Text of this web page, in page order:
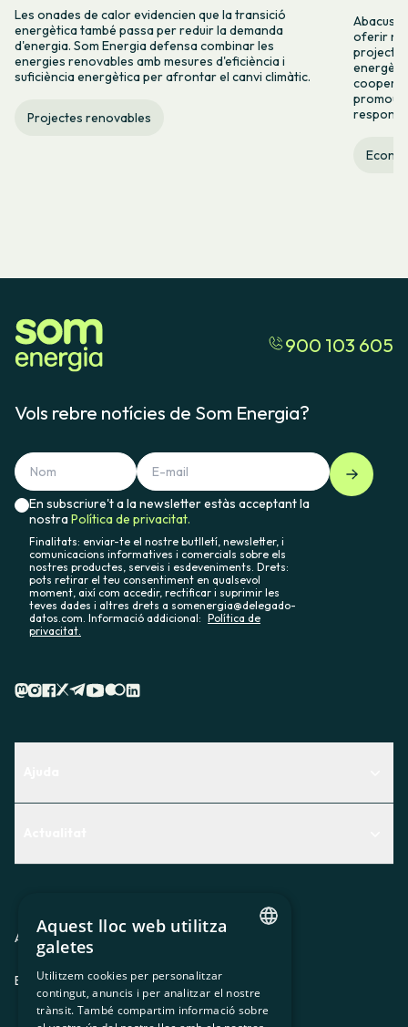
Les onades de calor evidencien que la transició
energètica també passa per reduir la demanda
d'energia. Som Energia defensa combinar les
energies renovables amb mesures d'eficiència i
suficiència energètica per afrontar el canvi climàtic.
Projectes renovables
Abacus i
oferir
900 103 605
Vols rebre notícies de Som Energia?
En subscriure't a la newsletter estàs acceptant la
nostraPolítica de privacitat.
Finalitats: enviar-te el nostre butlletí, newsletter, i
comunicacions informatives i comercials sobre els
nostres productes, serveis i esdeveniments. Drets:
pots retirar el teu consentiment en qualsevol
moment, així com accedir, rectificar i suprimir les
teves dades i altres drets a somenergia@delegado-
datos.com. Informació addicional: Política de
privacitat.
Premsa
Treballa amb nosaltres
Avis legal Política de privacitatPolítica de cookies
ES CAGLEU
SPANISH
Aquest lloc web utilitza
galetes
Utilitzem cookies per personalitzar
contingut, anuncis i per analitzar el nostre
trànsit. També compartim informació sobre